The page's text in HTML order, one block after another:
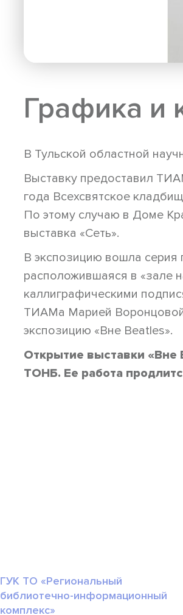
Графика и
В Тульской областной
Выставку предоставил
года Всехсвятское
По этому случаю в Доме
выставка «Сеть».
В экспозицию вошла серия
расположившаяся в «зале
каллиграфическими
ТИАМа Марией
экспозицию «Вне Beatles».
Открытие выставки «Вне
ТОНБ. Ее работа
ГУК ТО «Региональный
библиотечно-информационный
комплекс»